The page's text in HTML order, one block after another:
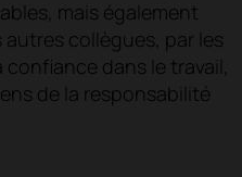
mais également
autres collègues, par les
dans le travail,
de la responsabilité